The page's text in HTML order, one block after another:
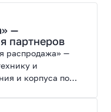
—
партнеров
распродажа» —
и
и корпуса по